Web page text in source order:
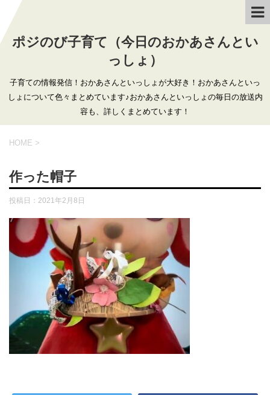
ポジのび子育て（今日のおかあさんとい
っしょ）
子育ての情報発信！おかあさんといっしょが大好き！おかあさんといっ
しょについて色々まとめています♪おかあさんといっしょの毎日の放送内
容も、詳しくまとめています！
HOME >
作った帽子
投稿日： 2021年2月8日